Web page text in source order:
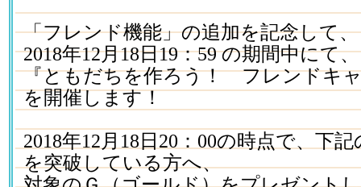
「フレンド機能」の追加を記念して、
2018年12月18日19：59 の期間中にて、
『ともだちを作ろう！ フレンドキ
を開催します！
2018年12月18日20：00の時点で、下
を突破している方へ、